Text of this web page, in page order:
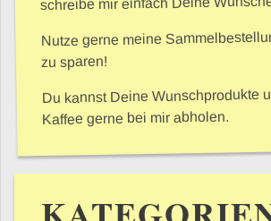
Nutze gerne meine
zu sparen!
Du kannst Deine Wunschprodukte
Kaffee gerne bei mir abholen.